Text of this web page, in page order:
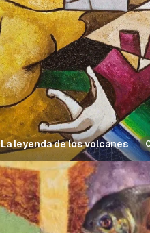
La leyenda de los volcanes